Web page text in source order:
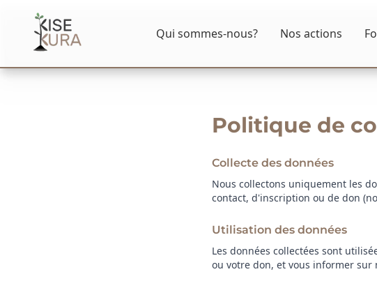
Aller au contenu principal
Qui sommes-nous?
Nos actions
Politique de
Collecte des données
Nous collectons uniquement les
contact, d'inscription ou de don
Utilisation des données
Les données collectées sont
ou votre don, et vous informer sur